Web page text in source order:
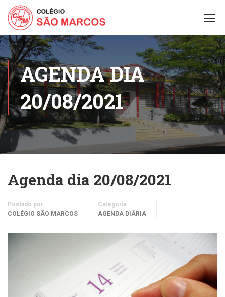
AGENDA DIA
20/08/2021
Agenda dia 20/08/2021
Postado por
COLÉGIO SÃO MARCOS
Categoria
AGENDA DIÁRIA